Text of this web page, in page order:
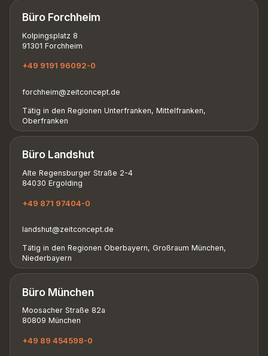
Büro Forchheim
Kolpingsplatz 8
91301 Forchheim
+49 9191 96092-0
forchheim@zeitconcept.de
Tätig in den Regionen Unterfranken, Mittelfranken,
Oberfranken
Büro Landshut
Alte Regensburger Straße 2-4
84030 Ergolding
+49 871 97404-0
landshut@zeitconcept.de
Tätig in den Regionen Oberbayern, Großraum München,
Niederbayern
Büro München
Moosacher Straße 82a
80809 München
+49 89 454598-0